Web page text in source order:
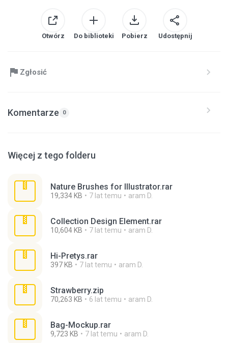
Otwórz Do biblioteki Pobierz Udostępnij
Zgłosić
Komentarze 0
Więcej z tego folderu
Nature Brushes for Illustrator.rar
19,334 KB 7 lat temu aram D.
Collection Design Element.rar
10,604 KB 7 lat temu aram D.
Hi-Pretys.rar
397 KB 7 lat temu aram D.
Strawberry.zip
70,263 KB 6 lat temu aram D.
Bag-Mockup.rar
9,723 KB 7 lat temu aram D.